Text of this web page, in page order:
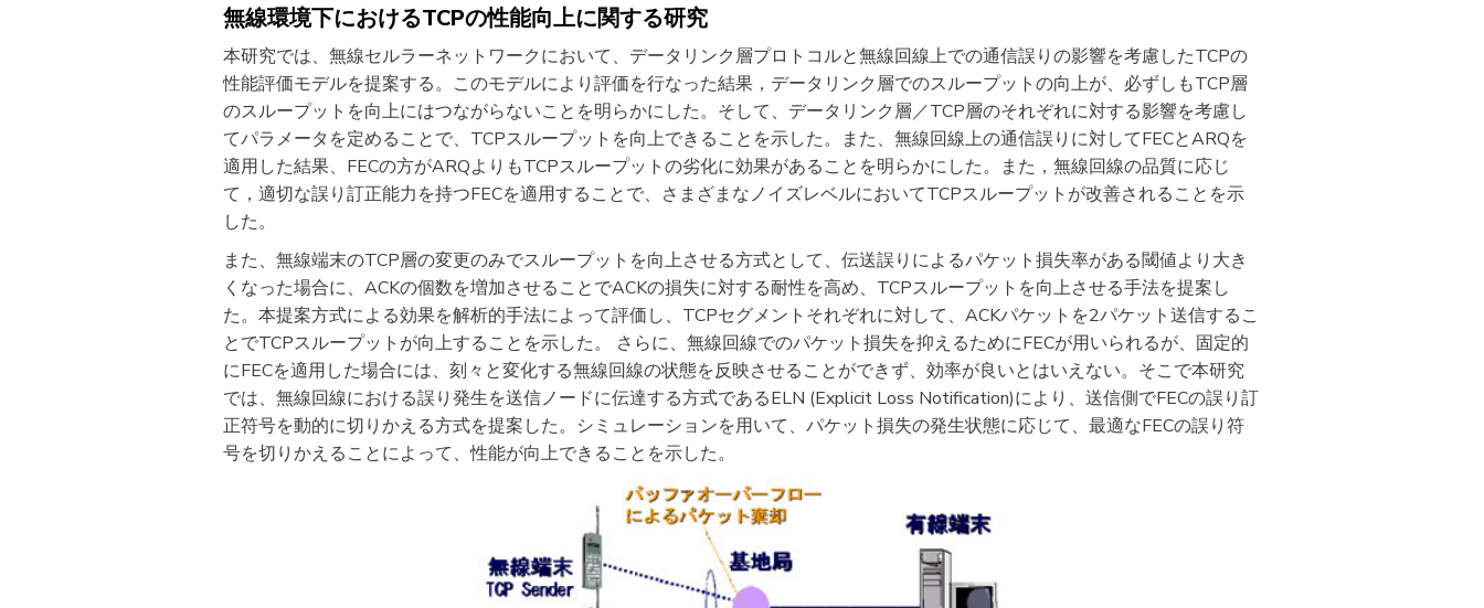
無線環境下におけるTCPの性能向上に関する研究
本研究では、無線セルラーネットワークにおいて、データリンク層プロトコルと無線回線上での通信誤りの影響を考慮したTCPの
性能評価モデルを提案する。このモデルにより評価を行なった結果，データリンク層でのスループットの向上が、必ずしもTCP層
のスループットを向上にはつながらないことを明らかにした。そして、データリンク層／TCP層のそれぞれに対する影響を考慮し
てパラメータを定めることで、TCPスループットを向上できることを示した。また、無線回線上の通信誤りに対してFECとARQを
適用した結果、FECの方がARQよりもTCPスループットの劣化に効果があることを明らかにした。また，無線回線の品質に応じ
て，適切な誤り訂正能力を持つFECを適用することで、さまざまなノイズレベルにおいてTCPスループットが改善されることを示
した。
また、無線端末のTCP層の変更のみでスループットを向上させる方式として、伝送誤りによるパケット損失率がある閾値より大き
くなった場合に、ACKの個数を増加させることでACKの損失に対する耐性を高め、TCPスループットを向上させる手法を提案し
た。本提案方式による効果を解析的手法によって評価し、TCPセグメントそれぞれに対して、ACKパケットを2パケット送信するこ
とでTCPスループットが向上することを示した。 さらに、無線回線でのパケット損失を抑えるためにFECが用いられるが、固定的
にFECを適用した場合には、刻々と変化する無線回線の状態を反映させることができず、効率が良いとはいえない。そこで本研究
では、無線回線における誤り発生を送信ノードに伝達する方式であるELN (Explicit Loss Notification)により、送信側でFECの誤り訂
正符号を動的に切りかえる方式を提案した。シミュレーションを用いて、パケット損失の発生状態に応じて、最適なFECの誤り符
号を切りかえることによって、性能が向上できることを示した。